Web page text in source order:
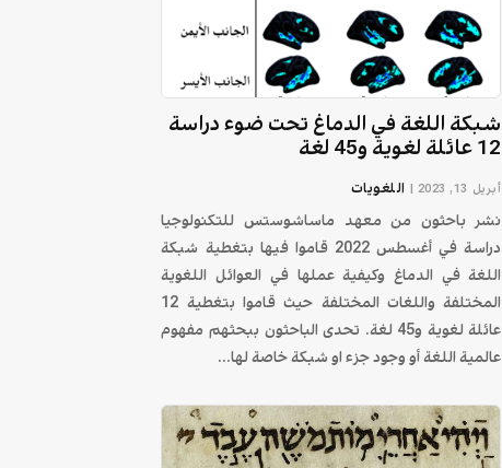
شبكة اللغة في الدماغ تحت ضوء دراسة
12 عائلة لغوية و45 لغة
أبريل 13, 2023 | اللغويات
نشر باحثون من معهد ماساشوستس للتكنولوجيا
دراسة في أغسطس 2022 قاموا فيها بتغطية شبكة
اللغة في الدماغ وكيفية عملها في العوائل اللغوية
المختلفة واللغات المختلفة حيث قاموا بتغطية 12
عائلة لغوية و45 لغة. تحدى الباحثون ببحثهم مفهوم
عالمية اللغة أو وجود جزء او شبكة خاصة لها...